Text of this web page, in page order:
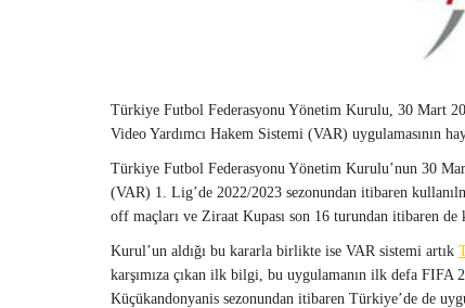
Türkiye Futbol Federasyonu Yönetim Kurulu, 30 Mart
Video Yardımcı Hakem Sistemi (VAR) uygulamasının
Türkiye Futbol Federasyonu Yönetim Kurulu’nun 30
(VAR) 1. Lig’de 2022/2023 sezonundan itibaren
off maçları ve Ziraat Kupası son 16 turundan itibaren de
Kurul’un aldığı bu kararla birlikte ise VAR sistemi artık
karşımıza çıkan ilk bilgi, bu uygulamanın ilk defa FIFA
Küçükandonyanis sezonundan itibaren Türkiye’de de